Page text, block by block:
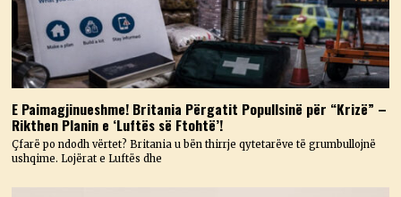
E Paimagjinueshme! Britania Përgatit Popullsinë për “Krizë” –
Rikthen Planin e ‘Luftës së Ftohtë’!
Çfarë po ndodh vërtet? Britania u bën thirrje qytetarëve të grumbullojnë
ushqime. Lojërat e Luftës dhe